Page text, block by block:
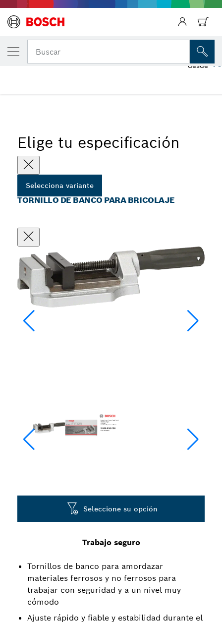
Buscar
Elige tu especificación
Selecciona variante
TORNILLO DE BANCO PARA BRICOLAJE
Trabajo seguro
Tornillos de banco para amordazar
materiales ferrosos y no ferrosos para
trabajar con seguridad y a un nivel muy
cómodo
Ajuste rápido y fiable y estabilidad durante el
Seleccione su opción
TU VARIANTE SELECCIONADA
Tornillo de banco para bricolaje
desde